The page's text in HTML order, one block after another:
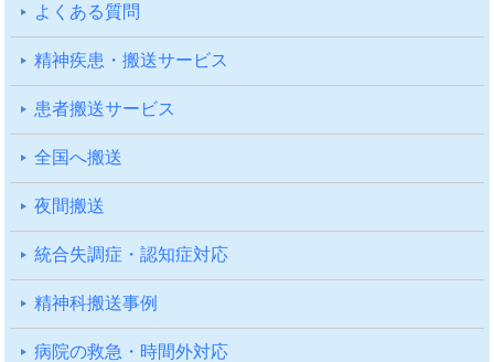
よくある質問
精神疾患・搬送サービス
患者搬送サービス
全国へ搬送
夜間搬送
統合失調症・認知症対応
精神科搬送事例
病院の救急・時間外対応